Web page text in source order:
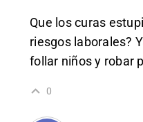
Que los curas
riesgos laborales?
follar niños y robar
0